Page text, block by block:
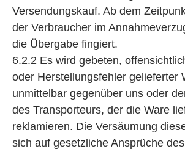
Versendungskauf. Ab dem
der Verbraucher im
die Übergabe fingiert.
6.2.2 Es wird gebeten,
oder Herstellungsfehler gelieferter
unmittelbar gegenüber uns oder
des Transporteurs, der die Ware
reklamieren. Die Versäumung
sich auf gesetzliche Ansprüche